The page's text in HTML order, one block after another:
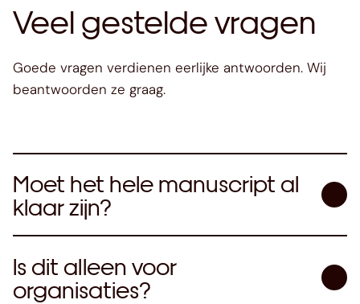
Veel gestelde vragen
Goede vragen verdienen eerlijke antwoorden. Wij
beantwoorden ze graag.
Moet het hele manuscript al
klaar zijn?
Is dit alleen voor
organisaties?